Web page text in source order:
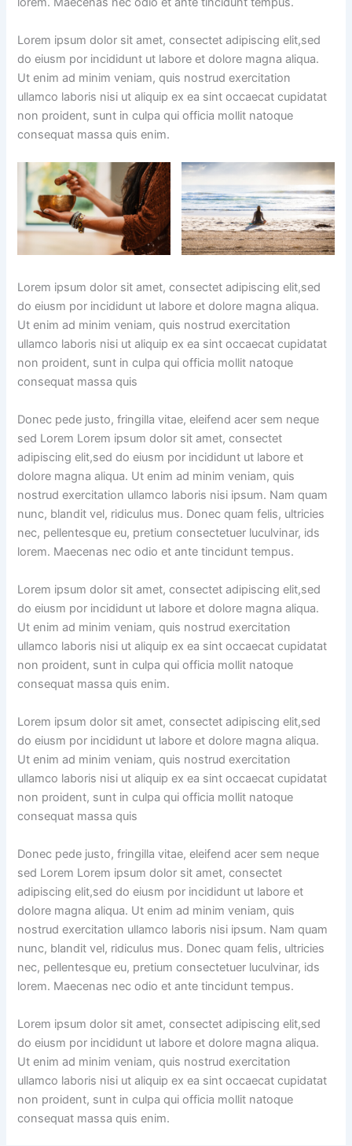
Lorem ipsum dolor sit amet, consectet adipiscing elit,sed
do eiusm por incididunt ut labore et dolore magna aliqua.
Ut enim ad minim veniam, quis nostrud exercitation
ullamco laboris nisi ut aliquip ex ea sint occaecat cupidatat
non proident, sunt in culpa qui officia mollit natoque
consequat massa quis enim.
Lorem ipsum dolor sit amet, consectet adipiscing elit,sed
do eiusm por incididunt ut labore et dolore magna aliqua.
Ut enim ad minim veniam, quis nostrud exercitation
ullamco laboris nisi ut aliquip ex ea sint occaecat cupidatat
non proident, sunt in culpa qui officia mollit natoque
consequat massa quis
Donec pede justo, fringilla vitae, eleifend acer sem neque
sed Lorem Lorem ipsum dolor sit amet, consectet
adipiscing elit,sed do eiusm por incididunt ut labore et
dolore magna aliqua. Ut enim ad minim veniam, quis
nostrud exercitation ullamco laboris nisi ipsum. Nam quam
nunc, blandit vel, ridiculus mus. Donec quam felis, ultricies
nec, pellentesque eu, pretium consectetuer luculvinar, ids
lorem. Maecenas nec odio et ante tincidunt tempus.
Lorem ipsum dolor sit amet, consectet adipiscing elit,sed
do eiusm por incididunt ut labore et dolore magna aliqua.
Ut enim ad minim veniam, quis nostrud exercitation
ullamco laboris nisi ut aliquip ex ea sint occaecat cupidatat
non proident, sunt in culpa qui officia mollit natoque
consequat massa quis enim.
Lorem ipsum dolor sit amet, consectet adipiscing elit,sed
do eiusm por incididunt ut labore et dolore magna aliqua.
Ut enim ad minim veniam, quis nostrud exercitation
ullamco laboris nisi ut aliquip ex ea sint occaecat cupidatat
non proident, sunt in culpa qui officia mollit natoque
consequat massa quis
Donec pede justo, fringilla vitae, eleifend acer sem neque
sed Lorem Lorem ipsum dolor sit amet, consectet
adipiscing elit,sed do eiusm por incididunt ut labore et
dolore magna aliqua. Ut enim ad minim veniam, quis
nostrud exercitation ullamco laboris nisi ipsum. Nam quam
nunc, blandit vel, ridiculus mus. Donec quam felis, ultricies
nec, pellentesque eu, pretium consectetuer luculvinar, ids
lorem. Maecenas nec odio et ante tincidunt tempus.
Lorem ipsum dolor sit amet, consectet adipiscing elit,sed
do eiusm por incididunt ut labore et dolore magna aliqua.
Ut enim ad minim veniam, quis nostrud exercitation
ullamco laboris nisi ut aliquip ex ea sint occaecat cupidatat
non proident, sunt in culpa qui officia mollit natoque
consequat massa quis enim.